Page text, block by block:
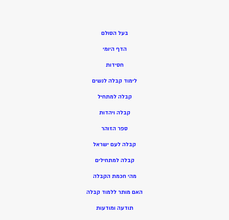
בעל הסולם
הדף היומי
חסידות
לימוד קבלה לנשים
קבלה למתחיל
קבלה ויהדות
ספר הזוהר
קבלה לעם ישראל
קבלה למתחילים
מהי חכמת הקבלה
האם מותר ללמוד קבלה
תודעה ומודעות